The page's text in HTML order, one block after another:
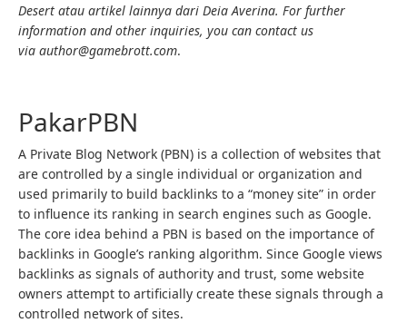
Desert atau artikel lainnya dari Deia Averina. For further
information and other inquiries, you can contact us
via author@gamebrott.com.
PakarPBN
A Private Blog Network (PBN) is a collection of websites that
are controlled by a single individual or organization and
used primarily to build backlinks to a “money site” in order
to influence its ranking in search engines such as Google.
The core idea behind a PBN is based on the importance of
backlinks in Google’s ranking algorithm. Since Google views
backlinks as signals of authority and trust, some website
owners attempt to artificially create these signals through a
controlled network of sites.